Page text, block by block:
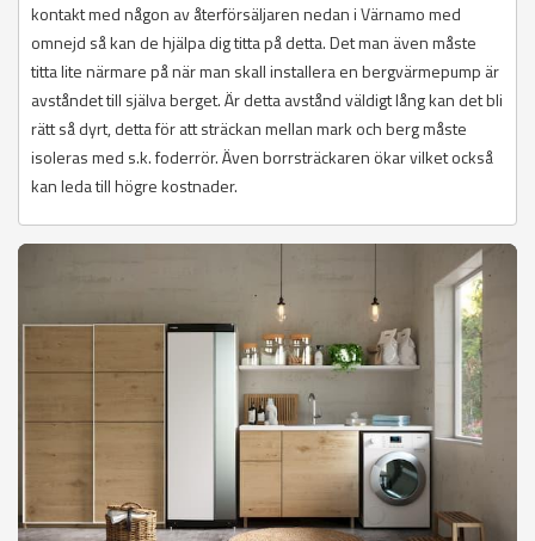
kontakt med någon av återförsäljaren nedan i Värnamo med
omnejd så kan de hjälpa dig titta på detta. Det man även måste
titta lite närmare på när man skall installera en bergvärmepump är
avståndet till själva berget. Är detta avstånd väldigt lång kan det bli
rätt så dyrt, detta för att sträckan mellan mark och berg måste
isoleras med s.k. foderrör. Även borrsträckaren ökar vilket också
kan leda till högre kostnader.